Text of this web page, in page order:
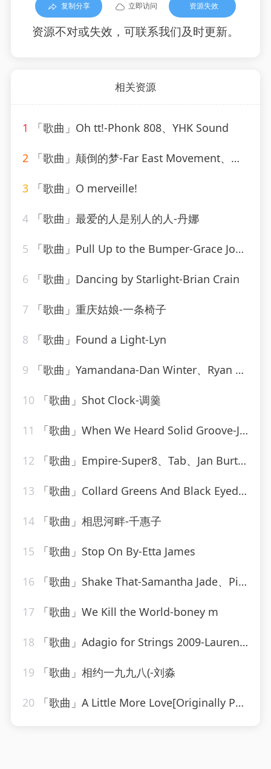
复制分享 立即访问 资源失效
资源不对或失效，可联系我们及时更新。
相关资源
1 「歌曲」Oh tt!-Phonk 808、YHK Sound
2 「歌曲」颠倒的梦-Far East Movement、刘宇宁
3 「歌曲」O merveille!
4 「歌曲」最爱的人是别人的人-丹娜
5 「歌曲」Pull Up to the Bumper-Grace Jones、Funkstar de Luxe
6 「歌曲」Dancing by Starlight-Brian Crain
7 「歌曲」重庆姑娘-一条椅子
8 「歌曲」Found a Light-Lyn
9 「歌曲」Yamandana-Dan Winter、Ryan T.、Dee Dee
10 「歌曲」Shot Clock-调羹
11 「歌曲」When We Heard Solid Groove-Jesse Rose、Oliver $
12 「歌曲」Empire-Super8、Tab、Jan Burton
13 「歌曲」Collard Greens And Black Eyed-Peas-Bud Powell
14 「歌曲」相思河畔-千惠子
15 「歌曲」Stop On By-Etta James
16 「歌曲」Shake That-Samantha Jade、Pitbull
17 「歌曲」We Kill the World-boney m
18 「歌曲」Adagio for Strings 2009-Laurent Wolf
19 「歌曲」相约一九九八(-刘淼
20 「歌曲」A Little More Love[Originally Performed by Vince Gill]-Karaoke Diamonds